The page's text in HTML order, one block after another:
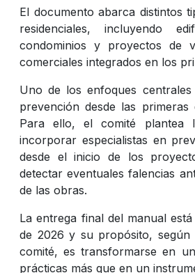
El documento abarca distintos
residenciales, incluyendo
condominios y proyectos de
comerciales integrados en los
Uno de los enfoques
prevención desde las primeras
Para ello, el comité plantea
incorporar especialistas en
desde el inicio de los
detectar eventuales falencias
de las obras.
La entrega final del manual
de 2026 y su propósito, según
comité, es transformarse en
prácticas más que en un